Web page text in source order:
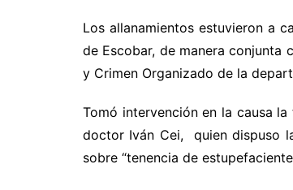
Los allanamientos estuvieron a
de Escobar, de manera conjunta
y Crimen Organizado de la
Tomó intervención en la causa
doctor Iván Cei,
quien dispuso
sobre “tenencia de